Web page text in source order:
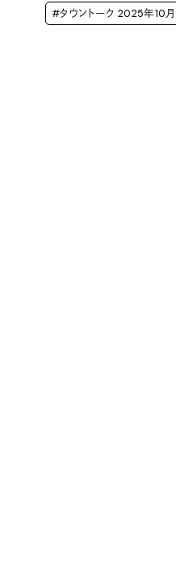
#タウントーク 2025年10月